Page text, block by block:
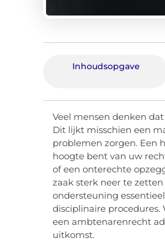
Inhoudsopgave
Veel mensen denken
Dit lijkt misschien een
problemen zorgen. Een
hoogte bent van uw
of een onterechte
zaak sterk neer te
ondersteuning
disciplinaire
een ambtenarenrecht
uitkomst.